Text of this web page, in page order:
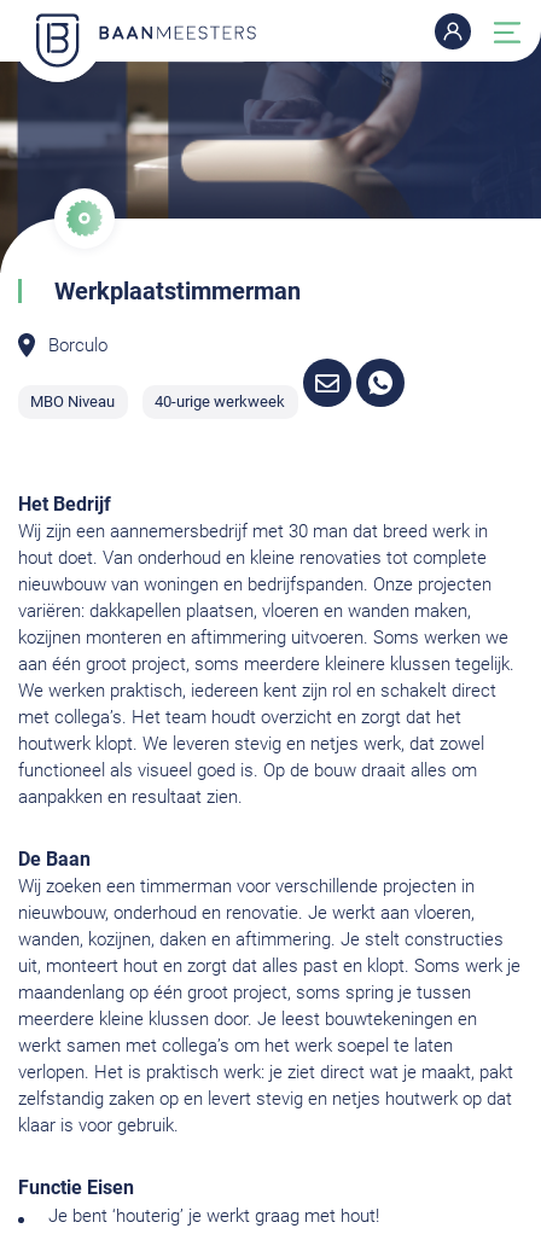
Werkplaatstimmerman
Borculo
MBO Niveau 40-urige werkweek
Het Bedrijf
Wij zijn een aannemersbedrijf met 30 man dat breed werk in
hout doet. Van onderhoud en kleine renovaties tot complete
nieuwbouw van woningen en bedrijfspanden. Onze projecten
variëren: dakkapellen plaatsen, vloeren en wanden maken,
kozijnen monteren en aftimmering uitvoeren. Soms werken we
aan één groot project, soms meerdere kleinere klussen tegelijk.
We werken praktisch, iedereen kent zijn rol en schakelt direct
met collega’s. Het team houdt overzicht en zorgt dat het
houtwerk klopt. We leveren stevig en netjes werk, dat zowel
functioneel als visueel goed is. Op de bouw draait alles om
aanpakken en resultaat zien.
De Baan
Wij zoeken een timmerman voor verschillende projecten in
nieuwbouw, onderhoud en renovatie. Je werkt aan vloeren,
wanden, kozijnen, daken en aftimmering. Je stelt constructies
uit, monteert hout en zorgt dat alles past en klopt. Soms werk je
maandenlang op één groot project, soms spring je tussen
meerdere kleine klussen door. Je leest bouwtekeningen en
werkt samen met collega’s om het werk soepel te laten
verlopen. Het is praktisch werk: je ziet direct wat je maakt, pakt
zelfstandig zaken op en levert stevig en netjes houtwerk op dat
klaar is voor gebruik.
Functie Eisen
Je bent ‘houterig’ je werkt graag met hout!